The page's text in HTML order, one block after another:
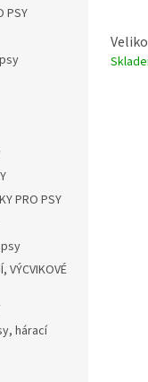
PSY
PRO PSY
psy
VÝCVIKOVÉ
hárací